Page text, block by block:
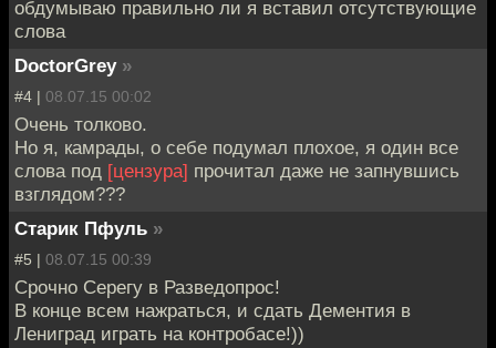
обдумываю правильно ли я вставил отсутствующие
слова
DoctorGrey »
#4 | 08.07.15 00:02
Очень толково.
Но я, камрады, о себе подумал плохое, я один все
слова под [цензура] прочитал даже не запнувшись
взглядом???
Старик Пфуль »
#5 | 08.07.15 00:39
Срочно Серегу в Разведопрос!
В конце всем нажраться, и сдать Дементия в
Лениград играть на контробасе!))